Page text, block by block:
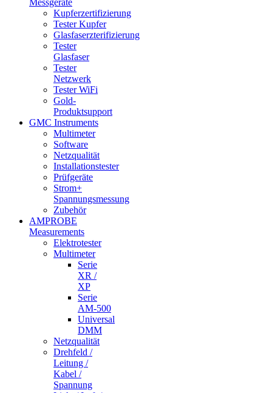
Kupferzertifizierung
Tester Kupfer
Glasfaserzterifizierung
Tester
Glasfaser
Tester
Netzwerk
Tester WiFi
Gold-
Produktsupport
GMC Instruments
Multimeter
Software
Netzqualität
Installationstester
Prüfgeräte
Strom+
Spannungsmessung
Zubehör
AMPROBE
Measurements
Elektrotester
Multimeter
Serie
XR /
XP
Serie
AM-500
Universal
DMM
Netzqualität
Drehfeld /
Leitung /
Kabel /
Spannung